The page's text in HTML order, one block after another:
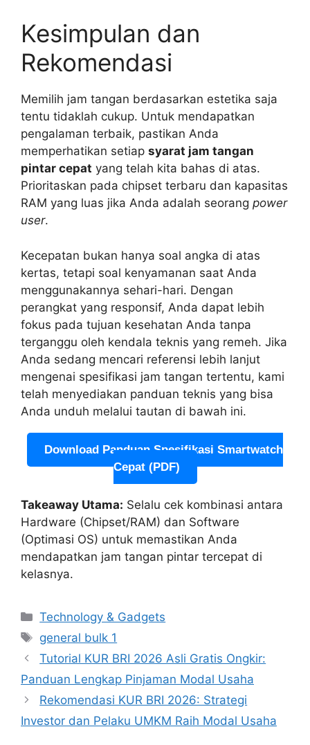
Kesimpulan dan
Rekomendasi
Memilih jam tangan berdasarkan estetika saja
tentu tidaklah cukup. Untuk mendapatkan
pengalaman terbaik, pastikan Anda
memperhatikan setiap syarat jam tangan
pintar cepat yang telah kita bahas di atas.
Prioritaskan pada chipset terbaru dan kapasitas
RAM yang luas jika Anda adalah seorang power
user.
Kecepatan bukan hanya soal angka di atas
kertas, tetapi soal kenyamanan saat Anda
menggunakannya sehari-hari. Dengan
perangkat yang responsif, Anda dapat lebih
fokus pada tujuan kesehatan Anda tanpa
terganggu oleh kendala teknis yang remeh. Jika
Anda sedang mencari referensi lebih lanjut
mengenai spesifikasi jam tangan tertentu, kami
telah menyediakan panduan teknis yang bisa
Anda unduh melalui tautan di bawah ini.
Download Panduan Spesifikasi Smartwatch
Cepat (PDF)
Takeaway Utama: Selalu cek kombinasi antara
Hardware (Chipset/RAM) dan Software
(Optimasi OS) untuk memastikan Anda
mendapatkan jam tangan pintar tercepat di
kelasnya.
Categories
Technology & Gadgets
Tags
general bulk 1
Tutorial KUR BRI 2026 Asli Gratis Ongkir:
Panduan Lengkap Pinjaman Modal Usaha
Rekomendasi KUR BRI 2026: Strategi
Investor dan Pelaku UMKM Raih Modal Usaha